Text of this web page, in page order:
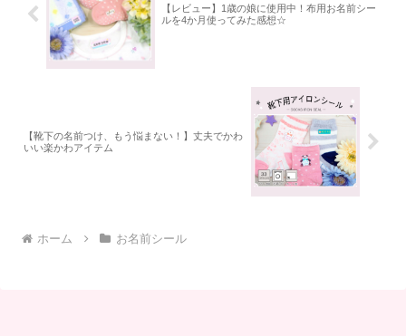
【レビュー】1歳の娘に使用中！布用お名前シー
ルを4か月使ってみた感想☆
【靴下の名前つけ、もう悩まない！】丈夫でかわ
いい楽かわアイテム
ホーム お名前シール